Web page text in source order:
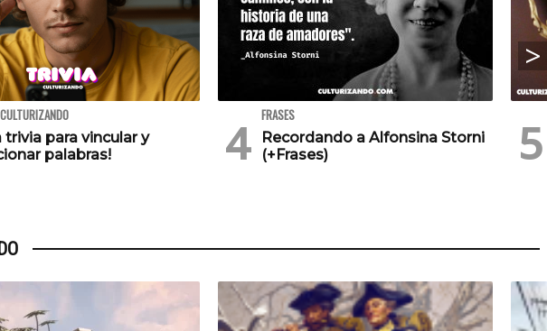
trivia para vincular y
palabras!
FRASES
Recordando a Alfonsina Storni
(+Frases)